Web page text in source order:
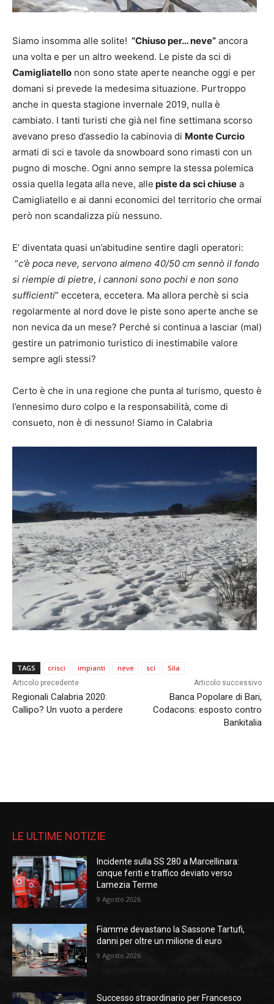
Siamo insomma alle solite! “Chiuso per… neve” ancora
una volta e per un altro weekend. Le piste da sci di
Camigliatello non sono state aperte neanche oggi e per
domani si prevede la medesima situazione. Purtroppo
anche in questa stagione invernale 2019, nulla è
cambiato. I tanti turisti che già nel fine settimana scorso
avevano preso d’assedio la cabinovia di Monte Curcio
armati di sci e tavole da snowboard sono rimasti con un
pugno di mosche. Ogni anno sempre la stessa polemica
ossia quella legata alla neve, alle piste da sci chiuse a
Camigliatello e ai danni economici del territorio che ormai
però non scandalizza più nessuno.
E’ diventata quasi un’abitudine sentire dagli operatori:
“c’è poca neve, servono almeno 40/50 cm sennò il fondo
si riempie di pietre, i cannoni sono pochi e non sono
sufficienti” eccetera, eccetera. Ma allora perchè si scia
regolarmente al nord dove le piste sono aperte anche se
non nevica da un mese? Perché si continua a lasciar (mal)
gestire un patrimonio turistico di inestimabile valore
sempre agli stessi?
Certo è che in una regione che punta al turismo, questo è
l’ennesimo duro colpo e la responsabilità, come di
consueto, non è di nessuno! Siamo in Calabria
TAGS crisci impianti neve sci Sila
Articolo precedente
Regionali Calabria 2020:
Callipo? Un vuoto a perdere
Articolo successivo
Banca Popolare di Bari,
Codacons: esposto contro
Bankitalia
LE ULTIME NOTIZIE
Incidente sulla SS 280 a Marcellinara:
cinque feriti e traffico deviato verso
Lamezia Terme
9 Agosto 2026
Fiamme devastano la Sassone Tartufi,
danni per oltre un milione di euro
9 Agosto 2026
Successo straordinario per Francesco